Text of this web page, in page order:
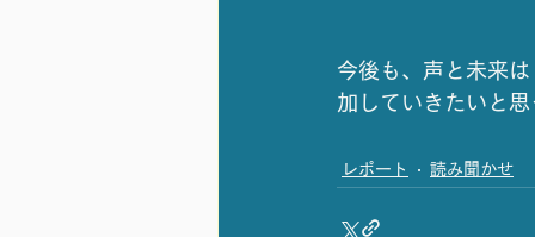
今後も、声と未来
加していきたいと
レポート 読み聞かせ